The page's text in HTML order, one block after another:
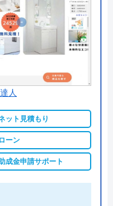
る
る
18:00
本情報
ング
人
ット見積もり
ローン
成金申請サポート